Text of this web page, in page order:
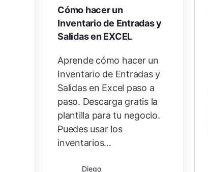
Cómo hacer un
Inventario de Entradas y
Salidas en EXCEL
Aprende cómo hacer un
Inventario de Entradas y
Salidas en Excel paso a
paso. Descarga gratis la
plantilla para tu negocio.
Puedes usar los
inventarios…
Diego